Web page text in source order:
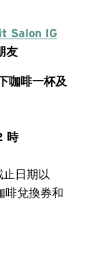
Salon IG
友
咖啡一杯及
時
日期以
啡兌換券和